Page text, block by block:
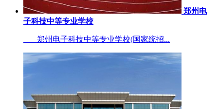
郑州电
子科技中等专业学校
郑州电子科技中等专业学校(国家统招...